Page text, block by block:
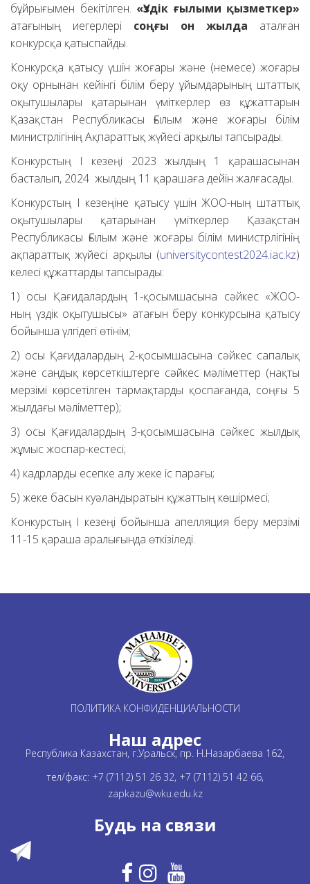
бұйрығымен бекітілген. «Үздік ғылыми қызметкер»
атағының иегерлері соңғы он жылда аталған
конкурсқа қатыспайды.
Конкурсқа қатысу үшін жоғары және (немесе) жоғары
оқу орнынан кейінгі білім беру ұйымдарының штаттық
оқытушылары қатарынан үміткерлер өз құжаттарын
Қазақстан Республикасы Ғылым және жоғары білім
министрлігінің Ақпараттық жүйесі арқылы тапсырады.
Конкурстың I кезеңі 2023 жылдың 1 қарашасынан
басталып, 2024 жылдың 11 қарашаға дейін жалғасады.
Конкурстың I кезеңіне қатысу үшін ЖОО-ның штаттық
оқытушылары қатарынан үміткерлер Қазақстан
Республикасы Ғылым және жоғары білім министрлігінің
ақпараттық жүйесі арқылы (universitycontest2024.iac.kz)
келесі құжаттарды тапсырады:
1) осы Қағидалардың 1-қосымшасына сәйкес «ЖОО-
ның үздік оқытушысы» атағын беру конкурсына қатысу
бойынша үлгідегі өтінім;
2) осы Қағидалардың 2-қосымшасына сәйкес сапалық
және сандық көрсеткіштерге сәйкес мәліметтер (нақты
мерзімі көрсетілген тармақтарды қоспағанда, соңғы 5
жылдағы мәліметтер);
3) осы Қағидалардың 3-қосымшасына сәйкес жылдық
жұмыс жоспар-кестесі;
4) кадрларды есепке алу жеке іс парағы;
5) жеке басын куәландыратын құжаттың көшірмесі;
Конкурстың I кезеңі бойынша апелляция беру мерзімі
11-15 қараша аралығында өткізіледі.
ПОЛИТИКА КОНФИДЕНЦИАЛЬНОСТИ
Наш адрес
Республика Казахстан, г.Уральск, пр. Н.Назарбаева 162,
тел/факс: +7 (7112) 51 26 32, +7 (7112) 51 42 66,
zapkazu@wku.edu.kz
Будь на связи